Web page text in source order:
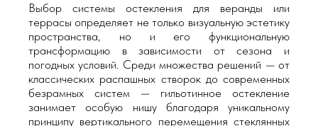
Выбор системы остекления для веранды или
террасы определяет не только визуальную эстетику
пространства, но и его функциональную
трансформацию в зависимости от сезона и
погодных условий. Среди множества решений — от
классических распашных створок до современных
безрамных систем — гильотинное остекление
занимает особую нишу благодаря уникальному
принципу вертикального перемещения стеклянных